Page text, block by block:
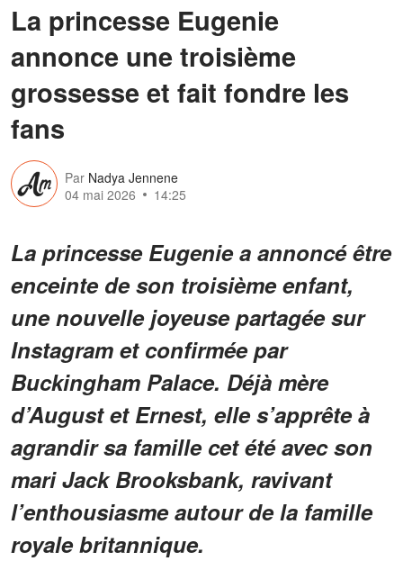
La princesse Eugenie
annonce une troisième
grossesse et fait fondre les
fans
Par Nadya Jennene
04 mai 2026
14:25
La princesse Eugenie a annoncé être
enceinte de son troisième enfant,
une nouvelle joyeuse partagée sur
Instagram et confirmée par
Buckingham Palace. Déjà mère
d’August et Ernest, elle s’apprête à
agrandir sa famille cet été avec son
mari Jack Brooksbank, ravivant
l’enthousiasme autour de la famille
royale britannique.